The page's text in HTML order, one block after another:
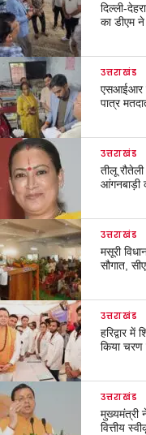
दिल्ली-
का डीएम ने
उत्तराखंड
एसआईआर
पात्र
उत्तराखंड
तीलू
आंगनबाड़ी
उत्तराखंड
मसूरी
सौगात,
उत्तराखंड
हरिद्वार में
किया चरण
उत्तराखंड
मुख्यमंत्री
वित्तीय